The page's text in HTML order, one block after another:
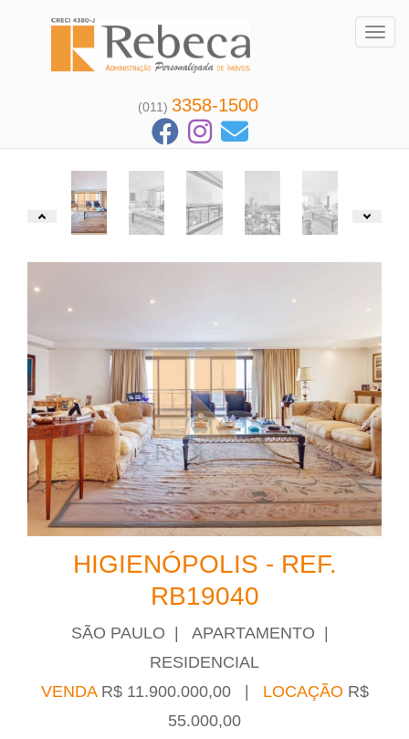
(011) 3358-1500
HIGIENÓPOLIS - REF.
RB19040
SÃO PAULO | APARTAMENTO |
RESIDENCIAL
VENDAR$ 11.900.000,00 | LOCAÇÃO R$
55.000,00